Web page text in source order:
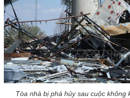
Tòa nhà bị phá hủy sau cuộc không